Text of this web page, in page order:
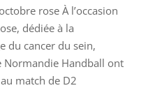
rose À l’occasion
dédiée à la
du cancer du sein,
Normandie Handball ont
match de D2